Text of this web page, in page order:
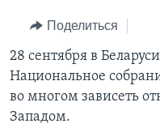
Перейти
поиск
ПОЧЕМУ ЭТО ВАЖНО?
ДИСКУССИЯ VOA
ДЕТАЛИ
НЬЮ-ЙОРК NEW YORK
А КАК В АМЕРИКЕ?
АРТЕФАКТЫ
АМЕРИКАНСКИЕ
ТЕСТЫ
ФАКТЫ ПРОТИВ
ЗА СВОБОДУ ПРЕССЫ
УЧИМ АНГЛИЙСКИЙ
ВИДЕО
Поделиться
28 сентября в
Национальное
во многом зависеть
Западом.